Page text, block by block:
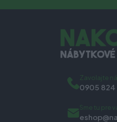
Zavolajte
0905
Sme tu pre